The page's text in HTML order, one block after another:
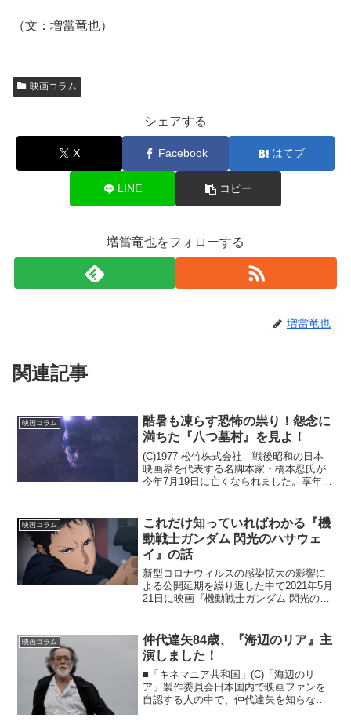
（文：増當竜也）
映画コラム
シェアする
X Facebook はてブ
LINE コピー
増當竜也をフォローする
増當竜也
関連記事
映画コラム
酷暑も凍らす恐怖の祟り！怨念に
満ちた『八つ墓村』を見よ！
(C)1977 松竹株式会社 戦後昭和の日本
映画界を代表する名脚本家・橋本忍氏が
今年7月19日に亡くなられました。享年
監督作品で名をあげ、松竹作品は小林正
樹監督の...
映画コラム
これだけ知っていればわかる『機
動戦士ガンダム 閃光のハサウェ
イ』の話
新型コロナウィルスの感染拡大の影響に
よる公開延期を繰り返した中で2021年5月
21日に映画『機動戦士ガンダム 閃光のハ
ズの劇場長編最新作でもあります。ロボ
ットアニメ...
映画コラム
仲代達矢84歳、『海辺のリア』主
演しました！
■「キネマニア共和国」(C)「海辺のリ
ア」製作委員会日本国内で映画ファンを
自認する人の中で、仲代達矢を知らない